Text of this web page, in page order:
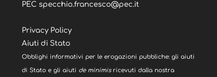
PEC specchio.francesco@pec.it
Privacy Policy
Aiuti di Stato
Obblighi informativi per le erogazioni pubbliche: gli aiuti
di Stato e gli aiuti de minimisricevuti dalla nostra